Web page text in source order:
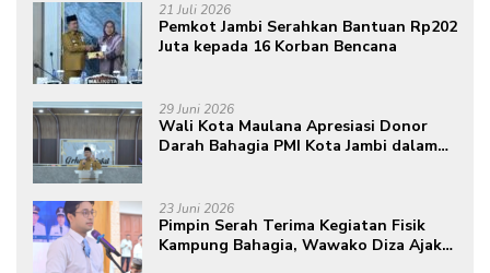
21 Juli 2026
Pemkot Jambi Serahkan Bantuan Rp202
Juta kepada 16 Korban Bencana
29 Juni 2026
Wali Kota Maulana Apresiasi Donor
Darah Bahagia PMI Kota Jambi dalam
23 Juni 2026
Pimpin Serah Terima Kegiatan Fisik
Kampung Bahagia, Wawako Diza Ajak